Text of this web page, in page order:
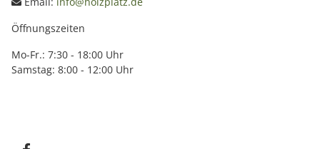
Öffnungszeiten
Mo-Fr.: 7:30 - 18:00 Uhr
Samstag: 8:00 - 12:00 Uhr